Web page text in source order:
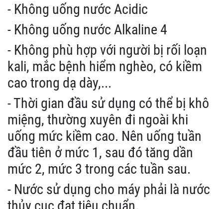
- Không uống nước Acidic
- Không uống nước Alkaline 4
- Không phù hợp với người bị rối loạn
kali, mắc bệnh hiểm nghèo, có kiềm
cao trong dạ dày,...
- Thời gian đầu sử dụng có thể bị khô
miệng, thường xuyên đi ngoài khi
uống mức kiềm cao. Nên uống tuần
đầu tiên ở mức 1, sau đó tăng dần
mức 2, mức 3 trong các tuần sau.
- Nước sử dụng cho máy phải là nước
thủy cục đạt tiêu chuẩn.